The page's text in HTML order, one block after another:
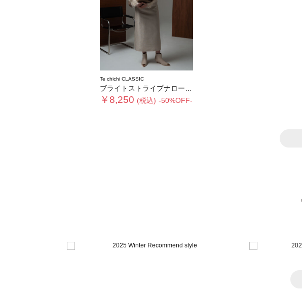
Te chichi CLASSIC
ブライトストライプナロースカート《2025winter catalog item》
￥8,250 (税込) -50%OFF-